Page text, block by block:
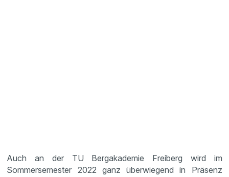
Auch an der TU Bergakademie Freiberg wird im
Sommersemester 2022 ganz überwiegend in Präsenz